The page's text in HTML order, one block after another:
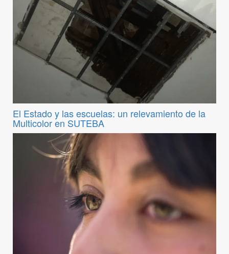
El Estado y las escuelas: un relevamiento de la
Multicolor en SUTEBA